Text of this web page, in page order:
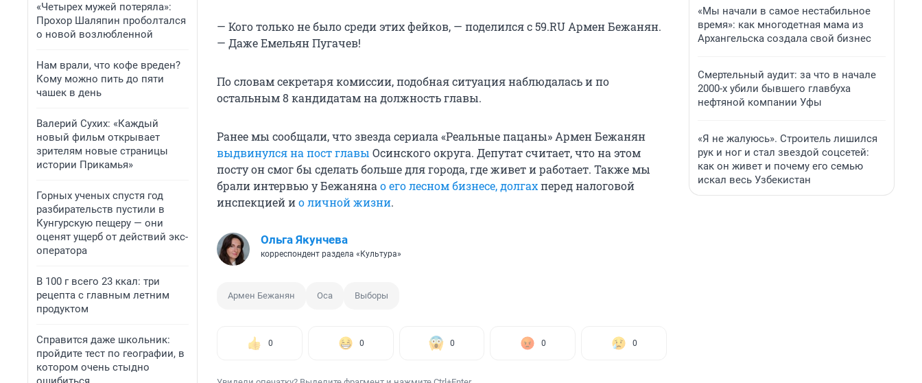
«Четырех мужей потеряла»:
Прохор Шаляпин проболтался
о новой возлюбленной
Нам врали, что кофе вреден?
Кому можно пить до пяти
чашек в день
Валерий Сухих: «Каждый
новый фильм открывает
зрителям новые страницы
истории Прикамья»
Горных ученых спустя год
разбирательств пустили в
Кунгурскую пещеру — они
оценят ущерб от действий экс-
оператора
В 100 г всего 23 ккал: три
рецепта с главным летним
продуктом
Справится даже школьник:
пройдите тест по географии, в
котором очень стыдно
— Кого только не было среди этих фейков, — поделился с 59.RU Армен Бежанян.
— Даже Емельян Пугачев!
По словам секретаря комиссии, подобная ситуация наблюдалась и по
остальным 8 кандидатам на должность главы.
Ранее мы сообщали, что звезда сериала «Реальные пацаны» Армен Бежанян
выдвинулся на пост главы Осинского округа. Депутат считает, что на этом
посту он смог бы сделать больше для города, где живет и работает. Также мы
брали интервью у Бежаняна о его лесном бизнесе, долгахперед налоговой
инспекцией ио личной жизни.
Ольга Якунчева
корреспондент раздела «Культура»
Армен Бежанян Оса Выборы
0 0 0 0 0
«Мы начали в самое нестабильное
время»: как многодетная мама из
Архангельска создала свой бизнес
Смертельный аудит: за что в начале
2000-х убили бывшего главбуха
нефтяной компании Уфы
«Я не жалуюсь». Строитель лишился
рук и ног и стал звездой соцсетей:
как он живет и почему его семью
искал весь Узбекистан